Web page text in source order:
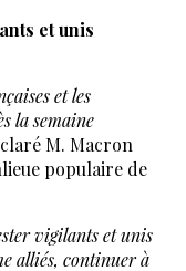
et unis
et les
la semaine
M. Macron
populaire de
vigilants et unis
alliés, continuer à